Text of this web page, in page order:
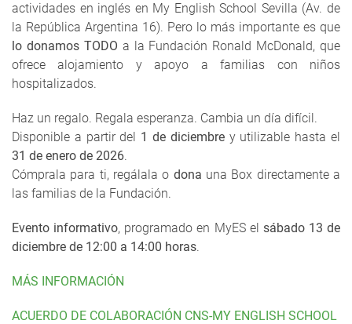
actividades en inglés en My English School Sevilla (Av. de
la República Argentina 16). Pero lo más importante es que
lo donamos TODO a la Fundación Ronald McDonald, que
ofrece alojamiento y apoyo a familias con niños
hospitalizados.
Haz un regalo. Regala esperanza. Cambia un día difícil.
Disponible a partir del 1 de diciembrey utilizable hasta el
31 de enero de 2026.
Cómprala para ti, regálala o dona una Box directamente a
las familias de la Fundación.
Evento informativo, programado en MyES el sábado 13 de
diciembre de 12:00 a 14:00 horas.
MÁS INFORMACIÓN
ACUERDO DE COLABORACIÓN CNS-MY ENGLISH SCHOOL